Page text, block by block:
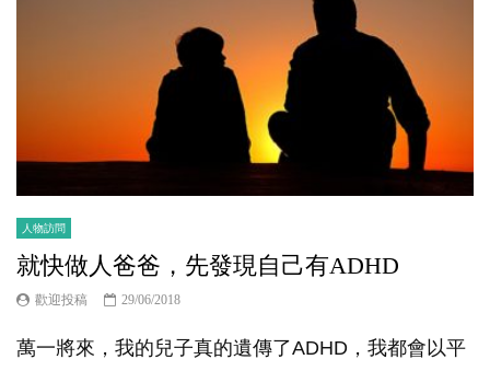
人物訪問
就快做人爸爸，先發現自己有ADHD
歡迎投稿 29/06/2018
萬一將來，我的兒子真的遺傳了ADHD，我都會以平